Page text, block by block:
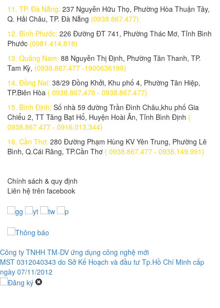
2.400.000 đ2,200,000 đ
Đèn pha 300w , 4 Bóng (L65300/4B)
1,250,000 đ
Đèn Năng Lượng Mặt trời công sất 200w (L56200)
1,250,000 đ
Đèn Năng Lượng Mặt trời công sất 50w (L5650)
800,000 đ
Đèn pha 30w - 4 bóng - chế độ 3 màu
650,000 đ
Lắp đặt trọn bộ 1 Camera Wifi 4.0MP KBONE KN-B41
2,040,000 đ
2,970,000 đ
2,980,000 đ
Lắp trọn bộ 1 Camera IP WIFI IPC-F22P-IMOU 2.0MP
Lắp trọn bộ 1 Camera IP Wifi 2.0MP IPC-D22P-IMOU
1,100,000 đ
11. TP. Đà Nẵng: 237 Nguyễn Hữu Thọ, Phường Hòa Thuận Tây,
Q. Hải Châu, TP. Đà Nẵng (0938.867.477)
12. Bình Phước: 226 Đường ĐT 741, Phường Thác Mơ, Tỉnh Bình
Phước (0981.414.818)
13. Quảng Nam: 88 Nguyễn Thị Định, Phường Tân Thanh, TP.
Tam Kỳ, (0938.867.477 -1900636199)
14. Đồng Nai: 38/29 Đồng Khởi, Khu phố 4, Phường Tân Hiệp,
TP.Biên Hòa ( 0938.867.478 - 0938.867.477)
15. Bình Định: Số nhà 59 đường Trần Đình Châu,khu phố Gia
Chiểu 2, TT Tăng Bạt Hổ, Huyện Hoài Ân, Tỉnh Bình Định (
0938.867.477 - 0916.013.344)
16. Cần Thơ: 280 Đường Phạm Hùng KV Yên Trung, Phường Lê
Bình, Q.Cái Răng, TP.Cần Thơ ( 0938.867.477 - 0938.149.991)
Chính sách & quy định
Liên hệ trên facebook
Công ty TNHH TM-DV ứng dụng công nghệ mới
MST 0312040343 do Sở Kế Hoạch và đầu tư Tp.Hồ Chí Minh cấp
ngày 07/11/2012